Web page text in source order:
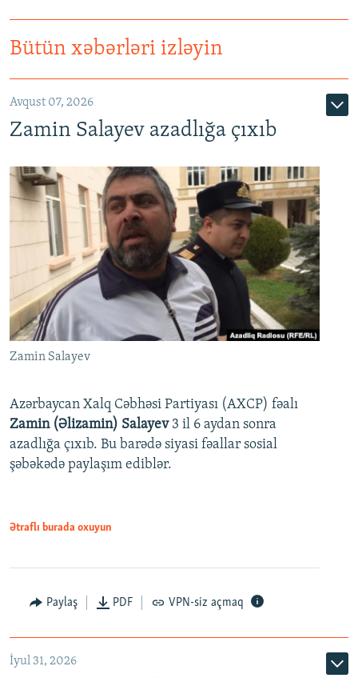
Bütün xəbərləri izləyin
Avqust 07, 2026
Zamin Salayev azadlığa çıxıb
Zamin Salayev
Azərbaycan Xalq Cəbhəsi Partiyası (AXCP) fəalı
Zamin (Əlizamin) Salayev 3 il 6 aydan sonra
azadlığa çıxıb. Bu barədə siyasi fəallar sosial
şəbəkədə paylaşım ediblər.
Ətraflı burada oxuyun
Paylaş PDF VPN-siz açmaq
İyul 31, 2026